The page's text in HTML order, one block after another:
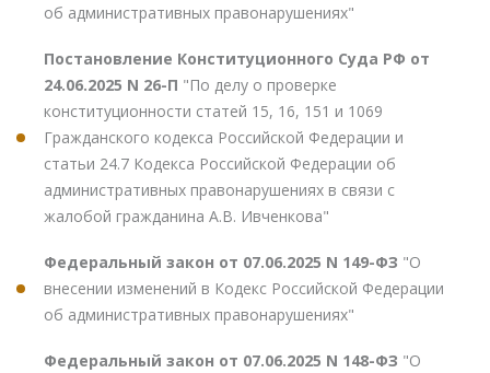
об административных правонарушениях"
Постановление Конституционного Суда РФ от
24.06.2025 N 26-П "По делу о проверке
конституционности статей 15, 16, 151 и 1069
Гражданского кодекса Российской Федерации и
статьи 24.7 Кодекса Российской Федерации об
административных правонарушениях в связи с
жалобой гражданина А.В. Ивченкова"
Федеральный закон от 07.06.2025 N 149-ФЗ "О
внесении изменений в Кодекс Российской Федерации
об административных правонарушениях"
Федеральный закон от 07.06.2025 N 148-ФЗ "О